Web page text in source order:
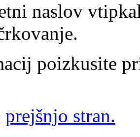
naslov
poizkusite
prejšnjo stran.